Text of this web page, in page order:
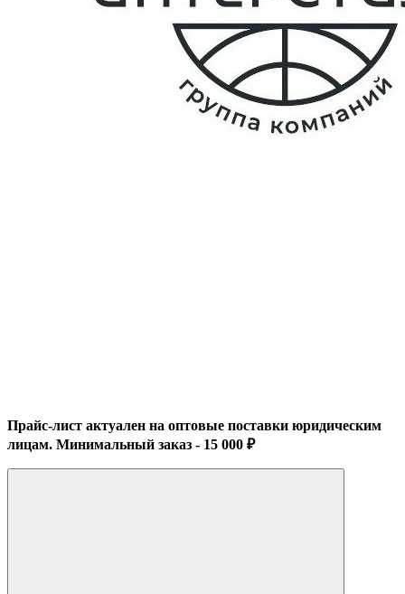
Прайс-лист актуален на оптовые поставки юридическим
лицам. Минимальный заказ - 15 000 ₽